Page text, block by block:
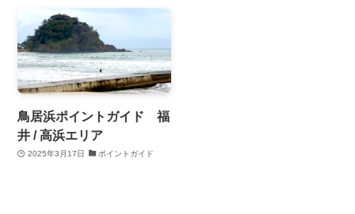
鳥居浜ポイントガイド 福
井 / 高浜エリア
2025年3月17日 ポイントガイド